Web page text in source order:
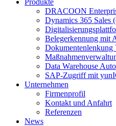
DRACOON
Dynamics 365 Sales
Belegerkennung mit
Data Warehouse
SAP-Zugriff mit
Unternehmen
Firmenprofil
Kontakt und Anfahrt
Referenzen
News